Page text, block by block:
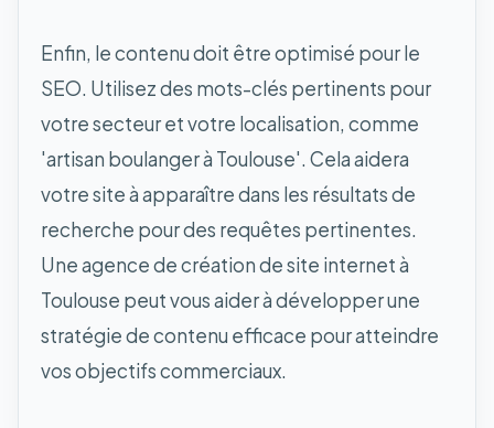
Enfin, le contenu doit être optimisé pour le
SEO. Utilisez des mots-clés pertinents pour
votre secteur et votre localisation, comme
'artisan boulanger à Toulouse'. Cela aidera
votre site à apparaître dans les résultats de
recherche pour des requêtes pertinentes.
Une agence de création de site internet à
Toulouse peut vous aider à développer une
stratégie de contenu efficace pour atteindre
vos objectifs commerciaux.